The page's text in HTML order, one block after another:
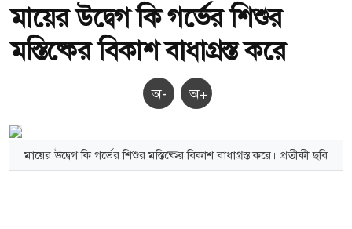
মায়ের উদ্বেগ কি গর্ভের শিশুর
মস্তিষ্কের বিকাশ বাধাগ্রস্ত করে
অ- অ+
মায়ের উদ্বেগ কি গর্ভের শিশুর মস্তিষ্কের বিকাশ বাধাগ্রস্ত করে। প্রতীকী ছবি